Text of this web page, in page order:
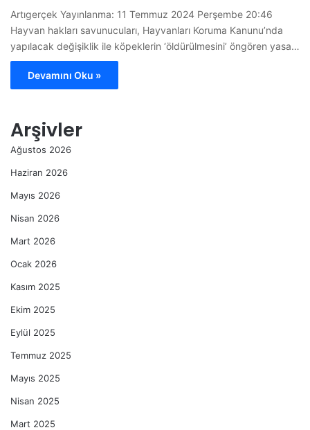
Artıgerçek Yayınlanma: 11 Temmuz 2024 Perşembe 20:46
Hayvan hakları savunucuları, Hayvanları Koruma Kanunu’nda
yapılacak değişiklik ile köpeklerin ‘öldürülmesini’ öngören yasa…
Devamını Oku »
Arşivler
Ağustos 2026
Haziran 2026
Mayıs 2026
Nisan 2026
Mart 2026
Ocak 2026
Kasım 2025
Ekim 2025
Eylül 2025
Temmuz 2025
Mayıs 2025
Nisan 2025
Mart 2025